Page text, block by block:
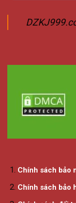
Chính sách bảo
Chính sách bảo